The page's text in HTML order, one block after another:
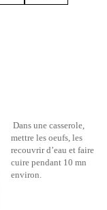
Dans une casserole,
mettre les oeufs, les
recouvrir d’eau et faire
cuire pendant 10 mn
environ.